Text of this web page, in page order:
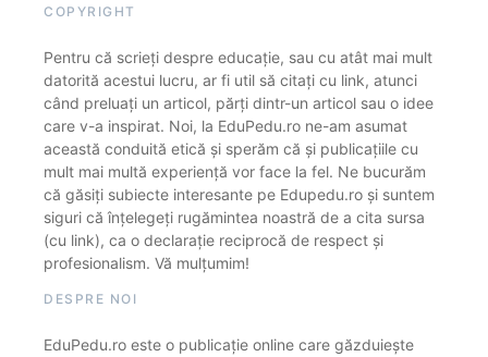
COPYRIGHT
Pentru că scrieți despre educație, sau cu atât mai mult
datorită acestui lucru, ar fi util să citați cu link, atunci
când preluați un articol, părți dintr-un articol sau o idee
care v-a inspirat. Noi, la EduPedu.ro ne-am asumat
această conduită etică și sperăm că și publicațiile cu
mult mai multă experiență vor face la fel. Ne bucurăm
că găsiți subiecte interesante pe Edupedu.ro și suntem
siguri că înțelegeți rugămintea noastră de a cita sursa
(cu link), ca o declarație reciprocă de respect și
profesionalism. Vă mulțumim!
DESPRE NOI
EduPedu.ro este o publicație online care găzduiește